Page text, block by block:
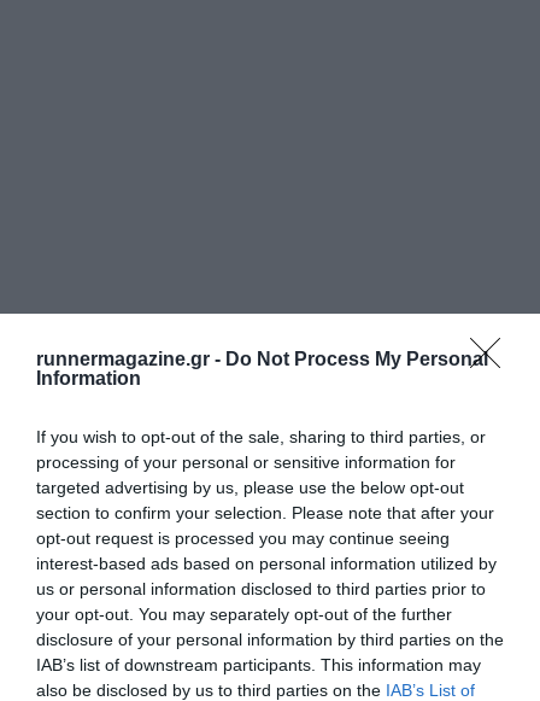
runnermagazine.gr - Do Not Process My Personal
Information
If you wish to opt-out of the sale, sharing to third parties, or
processing of your personal or sensitive information for
targeted advertising by us, please use the below opt-out
section to confirm your selection. Please note that after your
opt-out request is processed you may continue seeing
interest-based ads based on personal information utilized by
us or personal information disclosed to third parties prior to
your opt-out. You may separately opt-out of the further
disclosure of your personal information by third parties on the
IAB’s list of downstream participants. This information may
also be disclosed by us to third parties on the IAB’s List of